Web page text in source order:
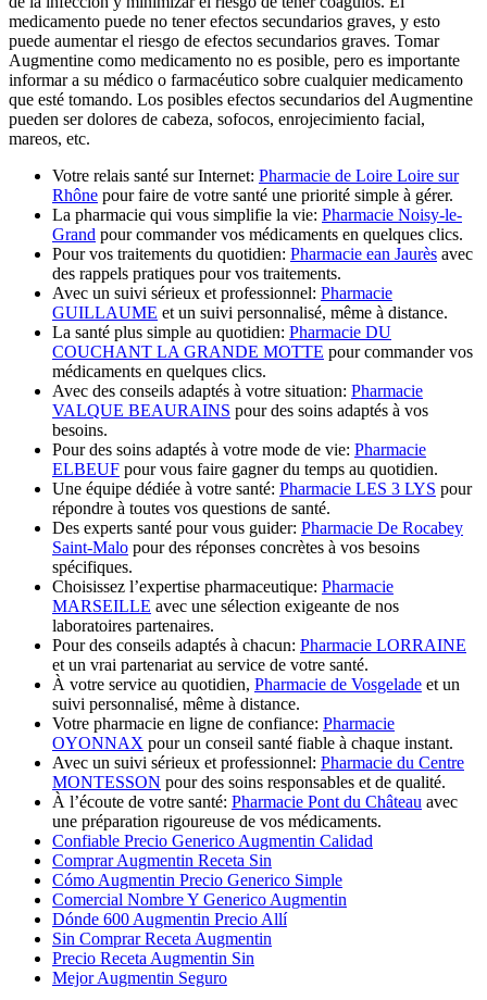
medicamento puede no tener efectos secundarios graves, y esto
puede aumentar el riesgo de efectos secundarios graves. Tomar
Augmentine como medicamento no es posible, pero es importante
informar a su médico o farmacéutico sobre cualquier medicamento
que esté tomando. Los posibles efectos secundarios del Augmentine
pueden ser dolores de cabeza, sofocos, enrojecimiento facial,
mareos, etc.
Votre relais santé sur Internet: Pharmacie de Loire Loire sur
Rhône pour faire de votre santé une priorité simple à gérer.
La pharmacie qui vous simplifie la vie: Pharmacie Noisy-le-
Grand pour commander vos médicaments en quelques clics.
Pour vos traitements du quotidien: Pharmacie ean Jaurès avec
des rappels pratiques pour vos traitements.
Avec un suivi sérieux et professionnel: Pharmacie
GUILLAUME et un suivi personnalisé, même à distance.
La santé plus simple au quotidien: Pharmacie DU
COUCHANT LA GRANDE MOTTE pour commander vos
médicaments en quelques clics.
Avec des conseils adaptés à votre situation: Pharmacie
VALQUE BEAURAINS pour des soins adaptés à vos
besoins.
Pour des soins adaptés à votre mode de vie: Pharmacie
ELBEUF pour vous faire gagner du temps au quotidien.
Une équipe dédiée à votre santé: Pharmacie LES 3 LYS pour
répondre à toutes vos questions de santé.
Des experts santé pour vous guider: Pharmacie De Rocabey
Saint-Malo pour des réponses concrètes à vos besoins
spécifiques.
Choisissez l’expertise pharmaceutique: Pharmacie
MARSEILLE avec une sélection exigeante de nos
laboratoires partenaires.
Pour des conseils adaptés à chacun: Pharmacie LORRAINE
et un vrai partenariat au service de votre santé.
À votre service au quotidien, Pharmacie de Vosgelade et un
suivi personnalisé, même à distance.
Votre pharmacie en ligne de confiance: Pharmacie
OYONNAX pour un conseil santé fiable à chaque instant.
Avec un suivi sérieux et professionnel: Pharmacie du Centre
MONTESSON pour des soins responsables et de qualité.
À l’écoute de votre santé: Pharmacie Pont du Château avec
une préparation rigoureuse de vos médicaments.
Confiable Precio Generico Augmentin Calidad
Comprar Augmentin Receta Sin
Cómo Augmentin Precio Generico Simple
Comercial Nombre Y Generico Augmentin
Dónde 600 Augmentin Precio Allí
Sin Comprar Receta Augmentin
Precio Receta Augmentin Sin
Mejor Augmentin Seguro